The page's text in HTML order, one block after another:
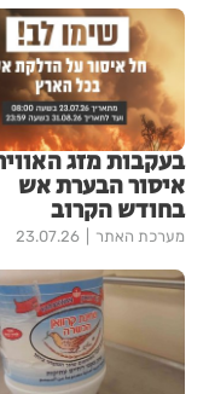
בעקבות מזג
איסור הבערת אש
בחודש הקרוב
מערכת האתר 23.07.26